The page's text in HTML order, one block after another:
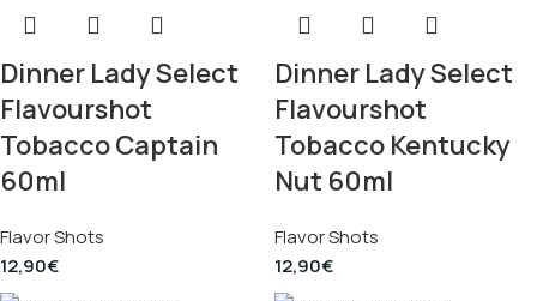
Dinner Lady Select
Flavourshot
Tobacco Captain
60ml
Flavor Shots
12,90€
Dinner Lady Select
Flavourshot
Tobacco Kentucky
Nut 60ml
Flavor Shots
12,90€